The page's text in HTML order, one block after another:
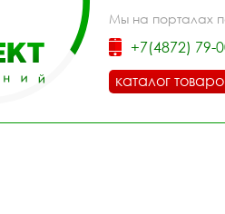
Мы на порталах
+7(4872) 79-
каталог